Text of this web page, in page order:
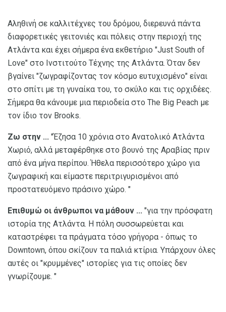
Αληθινή σε καλλιτέχνες του δρόμου, διερευνά πάντα
διαφορετικές γειτονιές και πόλεις στην περιοχή της
Ατλάντα και έχει σήμερα ένα εκθετήριο "Just South of
Love" στο Ινστιτούτο Τέχνης της Ατλάντα. Όταν δεν
βγαίνει "ζωγραφίζοντας τον κόσμο ευτυχισμένο" είναι
στο σπίτι με τη γυναίκα του, το σκύλο και τις ορχιδέες.
Σήμερα θα κάνουμε μια περιοδεία στο The Big Peach με
τον ίδιο τον Brooks.
Ζω στην ... "Έζησα 10 χρόνια στο Ανατολικό Ατλάντα
Χωριό, αλλά μεταφέρθηκε στο βουνό της Αραβίας πριν
από ένα μήνα περίπου. Ήθελα περισσότερο χώρο για
ζωγραφική και είμαστε περιτριγυρισμένοι από
προστατευόμενο πράσινο χώρο. "
Επιθυμώ οι άνθρωποι να μάθουν ... "για την πρόσφατη
ιστορία της Ατλάντα. Η πόλη συσσωρεύεται και
καταστρέφει τα πράγματα τόσο γρήγορα - όπως το
Downtown, όπου σκίζουν τα παλιά κτίρια. Υπάρχουν όλες
αυτές οι "κρυμμένες" ιστορίες για τις οποίες δεν
γνωρίζουμε. "